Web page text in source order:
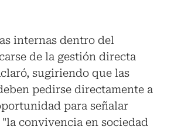
internas dentro del
de la gestión directa
sugiriendo que las
pedirse directamente a
para señalar
convivencia en sociedad